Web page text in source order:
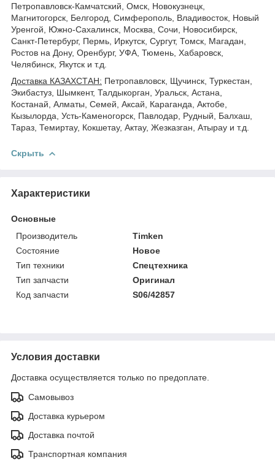
Петропавловск-Камчатский, Омск, Новокузнецк,
Магнитогорск, Белгород, Симферополь, Владивосток, Новый
Уренгой, Южно-Сахалинск, Москва, Сочи, Новосибирск,
Санкт-Петербург, Пермь, Иркутск, Сургут, Томск, Магадан,
Ростов на Дону, Оренбург, УФА, Тюмень, Хабаровск,
Челябинск, Якутск и т.д.
Доставка КАЗАХСТАН: Петропавловск, Щучинск, Туркестан,
Экибастуз, Шымкент, Талдыкорган, Уральск, Астана,
Костанай, Алматы, Семей, Аксай, Караганда, Актобе,
Кызылорда, Усть-Каменогорск, Павлодар, Рудный, Балхаш,
Тараз, Темиртау, Кокшетау, Актау, Жезказган, Атырау и т.д.
Скрыть
Характеристики
Основные
Производитель
Timken
Состояние
Новое
Тип техники
Спецтехника
Тип запчасти
Оригинал
Код запчасти
S06/42857
Условия доставки
Доставка осуществляется только по предоплате.
Самовывоз
Доставка курьером
Доставка почтой
Транспортная компания